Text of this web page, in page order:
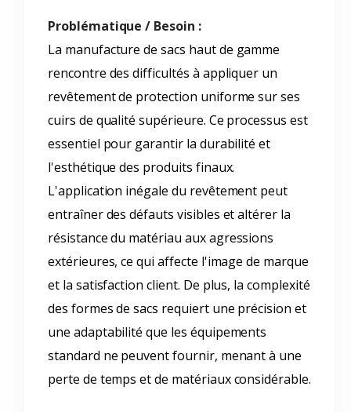
Problématique / Besoin :
La manufacture de sacs haut de gamme
rencontre des difficultés à appliquer un
revêtement de protection uniforme sur ses
cuirs de qualité supérieure. Ce processus est
essentiel pour garantir la durabilité et
l'esthétique des produits finaux.
L'application inégale du revêtement peut
entraîner des défauts visibles et altérer la
résistance du matériau aux agressions
extérieures, ce qui affecte l'image de marque
et la satisfaction client. De plus, la complexité
des formes de sacs requiert une précision et
une adaptabilité que les équipements
standard ne peuvent fournir, menant à une
perte de temps et de matériaux considérable.